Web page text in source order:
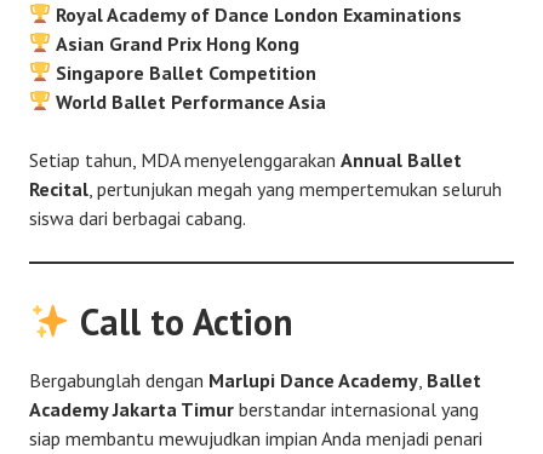
Royal Academy of Dance London Examinations
Asian Grand Prix Hong Kong
Singapore Ballet Competition
World Ballet Performance Asia
Setiap tahun, MDA menyelenggarakan Annual Ballet
Recital , pertunjukan megah yang mempertemukan seluruh
siswa dari berbagai cabang.
Call to Action
Bergabunglah dengan Marlupi Dance Academy Ballet
Academy Jakarta Timur berstandar internasional yang
siap membantu mewujudkan impian Anda menjadi penari